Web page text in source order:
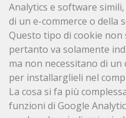
Analytics e software
di un e-commerce o della
Questo tipo di cookie
pertanto va solamente
ma non necessitano di un
per installarglieli nel
La cosa si fa più
funzioni di Google